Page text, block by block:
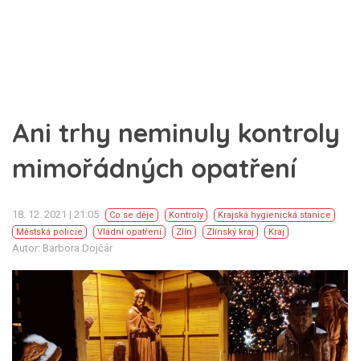
Ani trhy neminuly kontroly
mimořádných opatření
18. 12. 2021 | 21:05 Co se děje Kontroly
Krajská hygienická stanice
Městská policie
Vládní opatření Zlín Zlínský kraj Kraj
Autor: Barbora Dojčár